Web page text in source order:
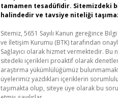
tamamen tesadüfidir. Sitemizdeki
halindedir ve tavsiye niteliği
Sitemiz, 5651 Sayılı Kanun gereğince
ve İletişim Kurumu (BTK) tarafından
Sağlayıcı olarak hizmet vermektedir. Bu
sitedeki içerikleri proaktif olarak
araştırma yükümlülüğümüz
üyelerimiz yazdıkları içeriklerin
taşımakta olup, siteye üye olarak bu